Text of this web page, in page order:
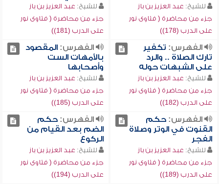
للشيخ: عبد العزيز بن باز
جزء من محاضرة ( فتاوى نور
على الدرب (178))
للشيخ: عبد العزيز بن باز
جزء من محاضرة ( فتاوى نور
على الدرب (181))
الفهرس: تكفير
تارك الصلاة .. والرد
على الشبهات حوله
للشيخ: عبد العزيز بن باز
جزء من محاضرة ( فتاوى نور
على الدرب (182))
الفهرس:المقصود
بالأمهات الست
وأصحابها
للشيخ: عبد العزيز بن باز
جزء من محاضرة ( فتاوى نور
على الدرب (185))
الفهرس:حكم
القنوت في الوتر وصلاة
الفجر
للشيخ: عبد العزيز بن باز
جزء من محاضرة ( فتاوى نور
على الدرب (189))
الفهرس:حكم
الضم بعد القيام من
الركوع
للشيخ: عبد العزيز بن باز
جزء من محاضرة ( فتاوى نور
على الدرب (194))